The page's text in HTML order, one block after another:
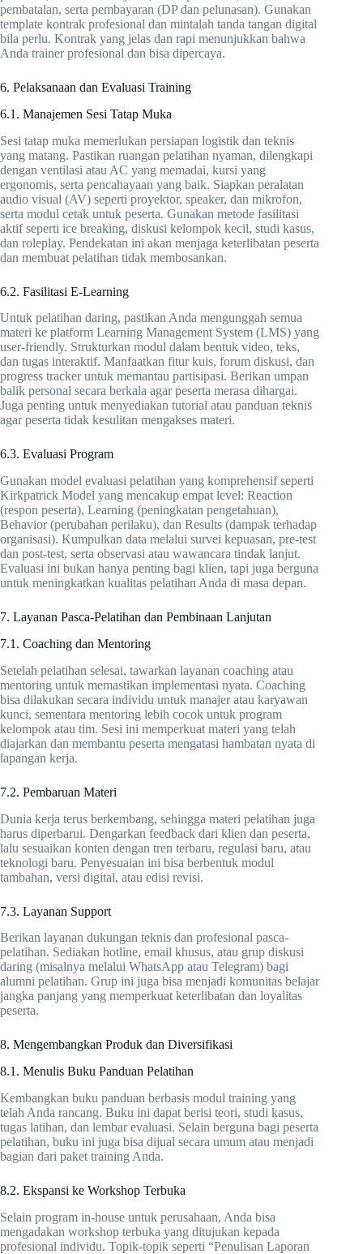
pembatalan, serta pembayaran (DP dan pelunasan). Gunakan
template kontrak profesional dan mintalah tanda tangan digital
bila perlu. Kontrak yang jelas dan rapi menunjukkan bahwa
Anda trainer profesional dan bisa dipercaya.
6. Pelaksanaan dan Evaluasi Training
6.1. Manajemen Sesi Tatap Muka
Sesi tatap muka memerlukan persiapan logistik dan teknis
yang matang. Pastikan ruangan pelatihan nyaman, dilengkapi
dengan ventilasi atau AC yang memadai, kursi yang
ergonomis, serta pencahayaan yang baik. Siapkan peralatan
audio visual (AV) seperti proyektor, speaker, dan mikrofon,
serta modul cetak untuk peserta. Gunakan metode fasilitasi
aktif seperti ice breaking, diskusi kelompok kecil, studi kasus,
dan roleplay. Pendekatan ini akan menjaga keterlibatan peserta
dan membuat pelatihan tidak membosankan.
6.2. Fasilitasi E-Learning
Untuk pelatihan daring, pastikan Anda mengunggah semua
materi ke platform Learning Management System (LMS) yang
user-friendly. Strukturkan modul dalam bentuk video, teks,
dan tugas interaktif. Manfaatkan fitur kuis, forum diskusi, dan
progress tracker untuk memantau partisipasi. Berikan umpan
balik personal secara berkala agar peserta merasa dihargai.
Juga penting untuk menyediakan tutorial atau panduan teknis
agar peserta tidak kesulitan mengakses materi.
6.3. Evaluasi Program
Gunakan model evaluasi pelatihan yang komprehensif seperti
Kirkpatrick Model yang mencakup empat level: Reaction
(respon peserta), Learning (peningkatan pengetahuan),
Behavior (perubahan perilaku), dan Results (dampak terhadap
organisasi). Kumpulkan data melalui survei kepuasan, pre-test
dan post-test, serta observasi atau wawancara tindak lanjut.
Evaluasi ini bukan hanya penting bagi klien, tapi juga berguna
untuk meningkatkan kualitas pelatihan Anda di masa depan.
7. Layanan Pasca-Pelatihan dan Pembinaan Lanjutan
7.1. Coaching dan Mentoring
Setelah pelatihan selesai, tawarkan layanan coaching atau
mentoring untuk memastikan implementasi nyata. Coaching
bisa dilakukan secara individu untuk manajer atau karyawan
kunci, sementara mentoring lebih cocok untuk program
kelompok atau tim. Sesi ini memperkuat materi yang telah
diajarkan dan membantu peserta mengatasi hambatan nyata di
lapangan kerja.
7.2. Pembaruan Materi
Dunia kerja terus berkembang, sehingga materi pelatihan juga
harus diperbarui. Dengarkan feedback dari klien dan peserta,
lalu sesuaikan konten dengan tren terbaru, regulasi baru, atau
teknologi baru. Penyesuaian ini bisa berbentuk modul
tambahan, versi digital, atau edisi revisi.
7.3. Layanan Support
Berikan layanan dukungan teknis dan profesional pasca-
pelatihan. Sediakan hotline, email khusus, atau grup diskusi
daring (misalnya melalui WhatsApp atau Telegram) bagi
alumni pelatihan. Grup ini juga bisa menjadi komunitas belajar
jangka panjang yang memperkuat keterlibatan dan loyalitas
peserta.
8. Mengembangkan Produk dan Diversifikasi
8.1. Menulis Buku Panduan Pelatihan
Kembangkan buku panduan berbasis modul training yang
telah Anda rancang. Buku ini dapat berisi teori, studi kasus,
tugas latihan, dan lembar evaluasi. Selain berguna bagi peserta
pelatihan, buku ini juga bisa dijual secara umum atau menjadi
bagian dari paket training Anda.
8.2. Ekspansi ke Workshop Terbuka
Selain program in-house untuk perusahaan, Anda bisa
mengadakan workshop terbuka yang ditujukan kepada
profesional individu. Topik-topik seperti “Penulisan Laporan